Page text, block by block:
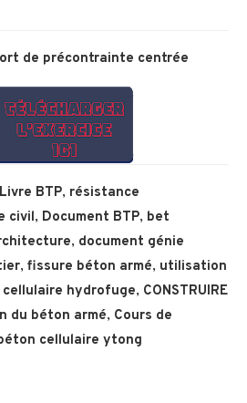
de précontrainte centrée
Livre BTP, résistance
civil, Document BTP, bet
, document génie
, fissure béton armé, utilisation
hydrofuge, CONSTRUIRE
du béton armé, Cours de
cellulaire ytong